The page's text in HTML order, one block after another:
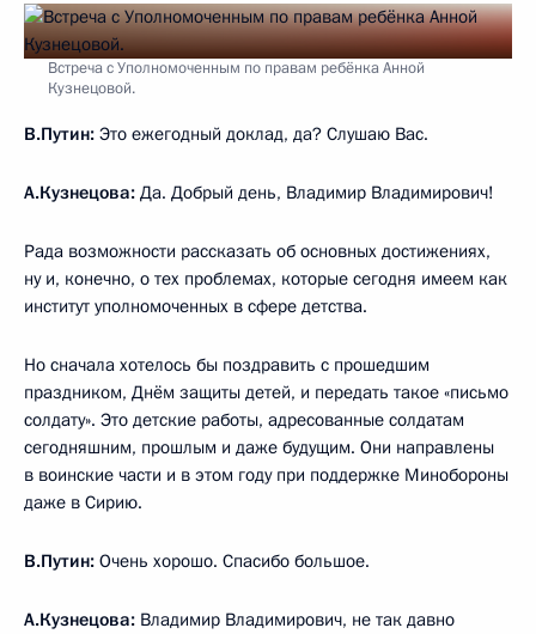
Встреча с Уполномоченным по правам ребёнка Анной
Кузнецовой.
В.Путин: Это ежегодный доклад, да? Слушаю Вас.
А.Кузнецова: Да. Добрый день, Владимир Владимирович!
Рада возможности рассказать об основных достижениях,
ну и, конечно, о тех проблемах, которые сегодня имеем как
институт уполномоченных в сфере детства.
Но сначала хотелось бы поздравить с прошедшим
праздником, Днём защиты детей, и передать такое «письмо
солдату». Это детские работы, адресованные солдатам
сегодняшним, прошлым и даже будущим. Они направлены
в воинские части и в этом году при поддержке Минобороны
даже в Сирию.
В.Путин: Очень хорошо. Спасибо большое.
А.Кузнецова: Владимир Владимирович, не так давно